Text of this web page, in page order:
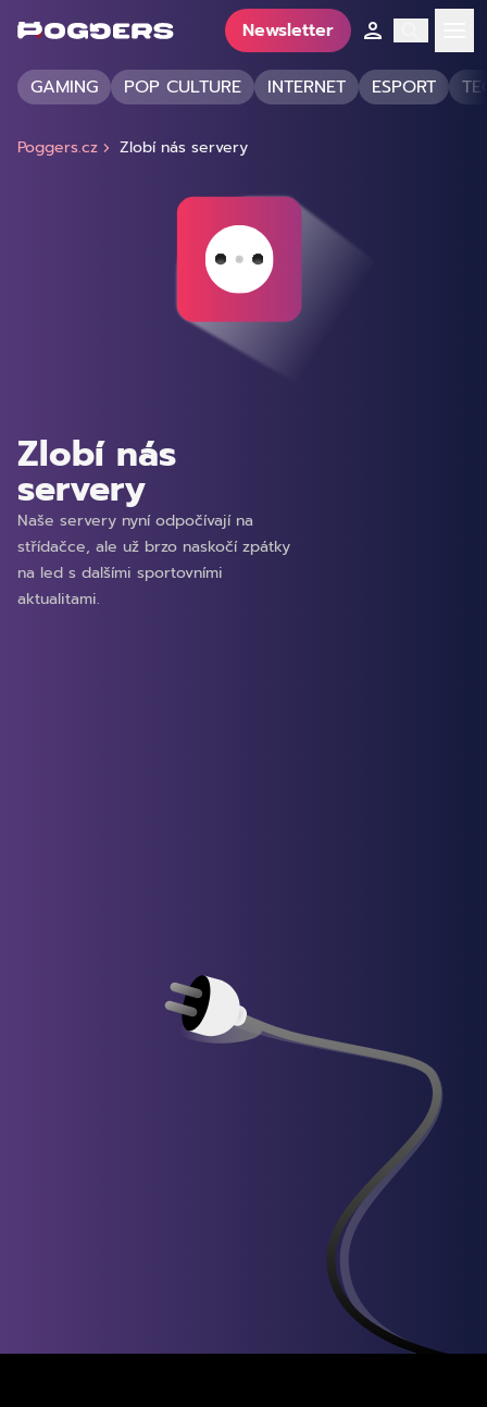
Newsletter
GAMING POP CULTURE INTERNET ESPORT
Poggers.cz Zlobí nás servery
Zlobí nás
servery
Naše servery nyní odpočívají na
střídačce, ale už brzo naskočí zpátky
na led s dalšími sportovními
aktualitami.